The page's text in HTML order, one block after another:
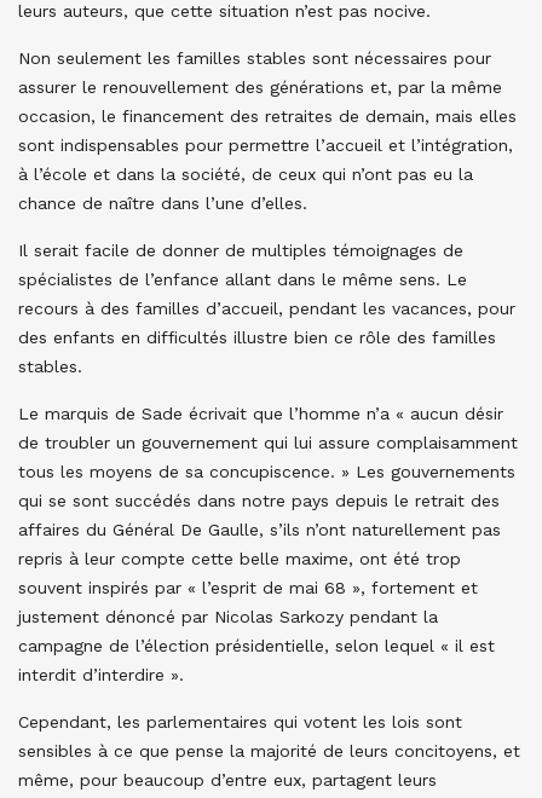
leurs auteurs, que cette situation n’est pas nocive.
Non seulement les familles stables sont nécessaires pour
assurer le renouvellement des générations et, par la même
occasion, le financement des retraites de demain, mais elles
sont indispensables pour permettre l’accueil et l’intégration,
à l’école et dans la société, de ceux qui n’ont pas eu la
chance de naître dans l’une d’elles.
Il serait facile de donner de multiples témoignages de
spécialistes de l’enfance allant dans le même sens. Le
recours à des familles d’accueil, pendant les vacances, pour
des enfants en difficultés illustre bien ce rôle des familles
stables.
Le marquis de Sade écrivait que l’homme n’a « aucun désir
de troubler un gouvernement qui lui assure complaisamment
tous les moyens de sa concupiscence. » Les gouvernements
qui se sont succédés dans notre pays depuis le retrait des
affaires du Général De Gaulle, s’ils n’ont naturellement pas
repris à leur compte cette belle maxime, ont été trop
souvent inspirés par « l’esprit de mai 68 », fortement et
justement dénoncé par Nicolas Sarkozy pendant la
campagne de l’élection présidentielle, selon lequel « il est
interdit d’interdire ».
Cependant, les parlementaires qui votent les lois sont
sensibles à ce que pense la majorité de leurs concitoyens, et
même, pour beaucoup d’entre eux, partagent leurs